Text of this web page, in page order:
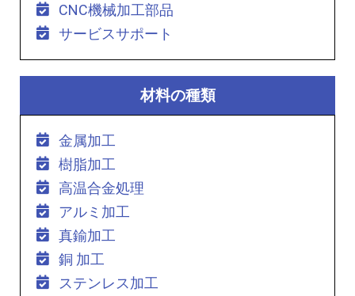
CNC機械加工部品
サービスサポート
材料の種類
金属加工
樹脂加工
高温合金処理
アルミ加工
真鍮加工
銅 加工
ステンレス加工